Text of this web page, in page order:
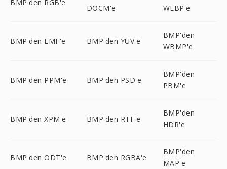
BMP'den RGB'e
DOCM'e
WEBP'e
BMP'den EMF'e BMP'den YUV'e
BMP'den
WBMP'e
BMP'den PPM'e BMP'den PSD'e
BMP'den
PBM'e
BMP'den XPM'e BMP'den RTF'e
BMP'den
HDR'e
BMP'den ODT'e BMP'den RGBA'e
BMP'den
MAP'e